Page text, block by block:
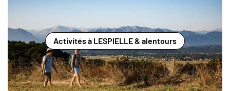
Activités à LESPIELLE & alentours